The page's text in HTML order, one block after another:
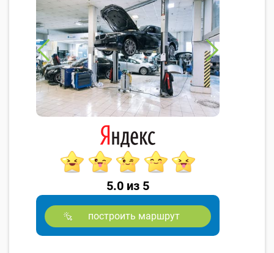
5.0 из 5
построить маршрут